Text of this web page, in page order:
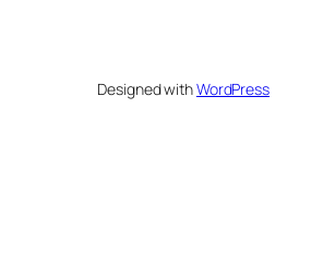
Designed withWordPress